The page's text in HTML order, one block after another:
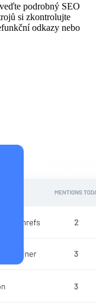
podrobný SEO
si zkontrolujte
odkazy nebo